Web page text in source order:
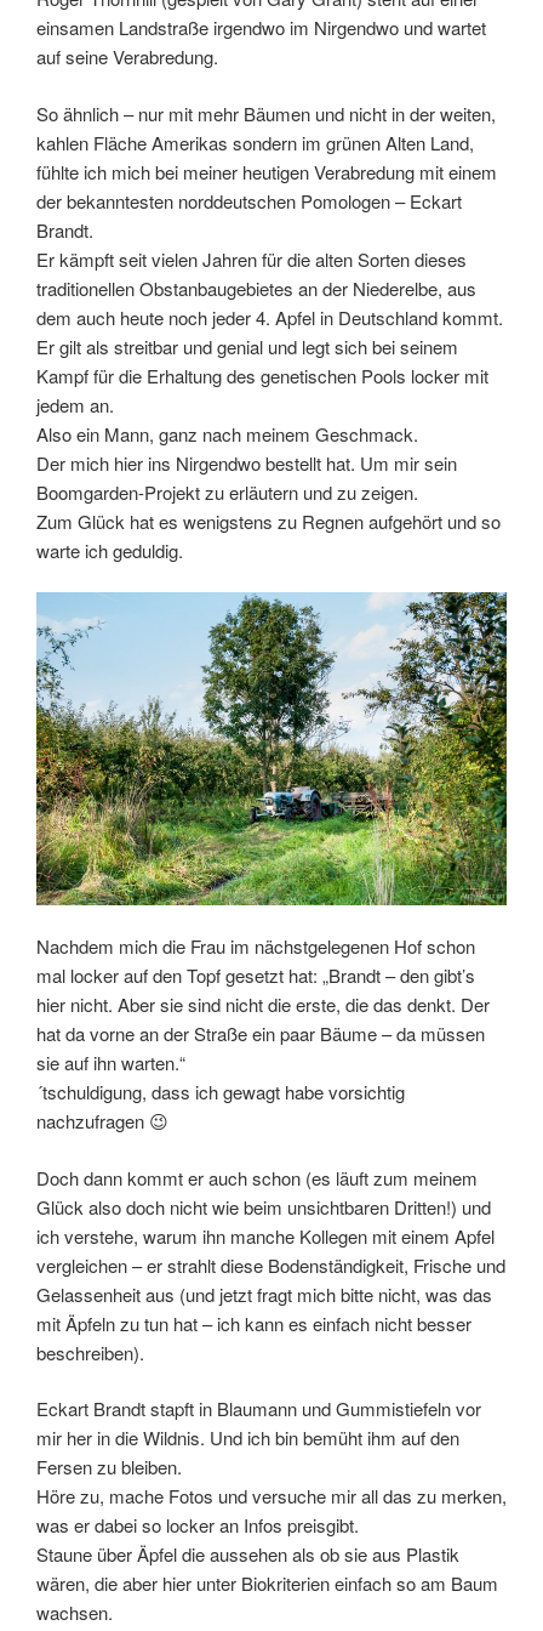
einsamen Landstraße irgendwo im Nirgendwo und wartet
auf seine Verabredung.
So ähnlich – nur mit mehr Bäumen und nicht in der weiten,
kahlen Fläche Amerikas sondern im grünen Alten Land,
fühlte ich mich bei meiner heutigen Verabredung mit einem
der bekanntesten norddeutschen Pomologen – Eckart
Brandt.
Er kämpft seit vielen Jahren für die alten Sorten dieses
traditionellen Obstanbaugebietes an der Niederelbe, aus
dem auch heute noch jeder 4. Apfel in Deutschland kommt.
Er gilt als streitbar und genial und legt sich bei seinem
Kampf für die Erhaltung des genetischen Pools locker mit
jedem an.
Also ein Mann, ganz nach meinem Geschmack.
Der mich hier ins Nirgendwo bestellt hat. Um mir sein
Boomgarden-Projekt zu erläutern und zu zeigen.
Zum Glück hat es wenigstens zu Regnen aufgehört und so
warte ich geduldig.
Nachdem mich die Frau im nächstgelegenen Hof schon
mal locker auf den Topf gesetzt hat: „Brandt – den gibt’s
hier nicht. Aber sie sind nicht die erste, die das denkt. Der
hat da vorne an der Straße ein paar Bäume – da müssen
sie auf ihn warten.“
´tschuldigung, dass ich gewagt habe vorsichtig
nachzufragen 😉
Doch dann kommt er auch schon (es läuft zum meinem
Glück also doch nicht wie beim unsichtbaren Dritten!) und
ich verstehe, warum ihn manche Kollegen mit einem Apfel
vergleichen – er strahlt diese Bodenständigkeit, Frische und
Gelassenheit aus (und jetzt fragt mich bitte nicht, was das
mit Äpfeln zu tun hat – ich kann es einfach nicht besser
beschreiben).
Eckart Brandt stapft in Blaumann und Gummistiefeln vor
mir her in die Wildnis. Und ich bin bemüht ihm auf den
Fersen zu bleiben.
Höre zu, mache Fotos und versuche mir all das zu merken,
was er dabei so locker an Infos preisgibt.
Staune über Äpfel die aussehen als ob sie aus Plastik
wären, die aber hier unter Biokriterien einfach so am Baum
wachsen.